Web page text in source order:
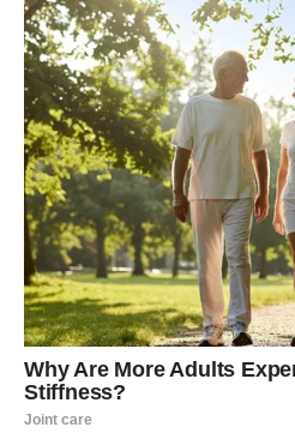
podlogom za torte.
POTREBNI SASTOJCI::
6 jaja (odvojeni žumanca i
Prstohvat soli
165 g šećera
130g brašna
40 g kakao praha
Za glazuru:
500 g kisele pavlake (20%
100 g šećera u prahu
300 g mascarpone sira
40 g kakao praha